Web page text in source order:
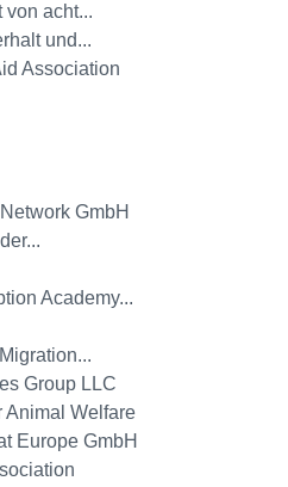
von acht...
und...
Association
GmbH
Academy...
Group LLC
Animal Welfare
Europe GmbH